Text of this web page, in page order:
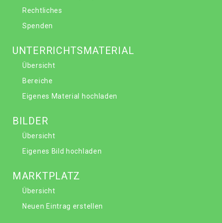
Rechtliches
Spenden
UNTERRICHTSMATERIAL
Übersicht
Bereiche
Eigenes Material hochladen
BILDER
Übersicht
Eigenes Bild hochladen
MARKTPLATZ
Übersicht
Neuen Eintrag erstellen